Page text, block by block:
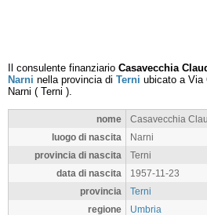
Il consulente finanziario Casavecchia
Narni nella provincia di Terni ubicato a Via
Narni ( Terni ).
nome
Casavecchia
luogo di nascita
Narni
provincia di nascita
Terni
data di nascita
1957-11-23
provincia
Terni
regione
Umbria